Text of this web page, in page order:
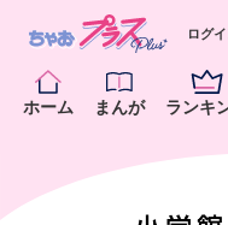
ホーム まんが ランキ
ログ